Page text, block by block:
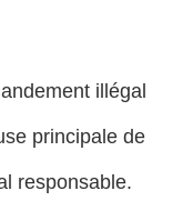
illégal
principale de
responsable.